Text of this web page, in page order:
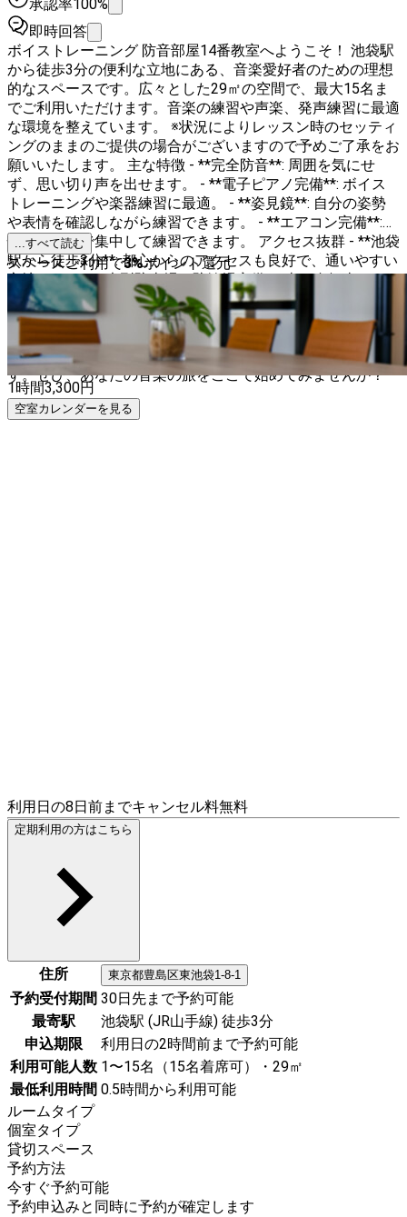
承認率100%
即時回答
ボイストレーニング 防音部屋14番教室へようこそ！ 池袋駅
から徒歩3分の便利な立地にある、音楽愛好者のための理想
的なスペースです。広々とした29㎡の空間で、最大15名ま
でご利用いただけます。音楽の練習や声楽、発声練習に最適
な環境を整えています。 ※状況によりレッスン時のセッティ
ングのままのご提供の場合がございますので予めご了承をお
願いいたします。 主な特徴 - **完全防音**: 周囲を気にせ
ず、思い切り声を出せます。 - **電子ピアノ完備**: ボイス
トレーニングや楽器練習に最適。 - **姿見鏡**: 自分の姿勢
や表情を確認しながら練習できます。 - **エアコン完備**:
快適な温度で集中して練習できます。 アクセス抜群 - **池袋
駅から徒歩3分**: 都心からのアクセスも良好で、通いやすい
立地です。 - **大型駐車場・駐輪場完備**: 車や自転車での
アクセスも安心です。 便利な設備 - **ホワイトボード**: グ
ループ練習に活用できます。 - **エレベーター・エスカレー
ター**: 大きな楽器を持ち運ぶ際も安心。 このスペースは、
音楽を愛するすべての方にとって理想的な環境を提供しま
す。ぜひ、あなたの音楽の旅をここで始めてみませんか？
...すべて読む
スペースご利用で3%ポイント還元
1時間3,300円
空室カレンダーを見る
利用日の8日前までキャンセル料無料
定期利用の方はこちら
住所 東京都豊島区東池袋1-8-1
予約受付期間 30日先まで予約可能
最寄駅
池袋駅 (JR山手線) 徒歩3分
申込期限
利用日の2時間前まで予約可能
利用可能人数 1〜15名（15名着席可）・29㎡
最低利用時間 0.5時間から利用可能
ルームタイプ
個室タイプ
貸切スペース
予約方法
今すぐ予約可能
予約申込みと同時に予約が確定します